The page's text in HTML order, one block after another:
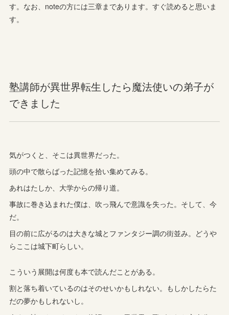
す。なお、noteの方には三章まであります。すぐ読めると思いま
す。
塾講師が異世界転生したら魔法使いの弟子が
できました
気がつくと、そこは異世界だった。
頭の中で散らばった記憶を拾い集めてみる。
あれはたしか、大学からの帰り道。
事故に巻き込まれた僕は、吹っ飛んで意識を失った。そして、今
だ。
目の前に広がるのは大きな城とファンタジー調の街並み。どうや
らここは城下町らしい。
こういう展開は何度も本で読んだことがある。
割と落ち着いているのはそのせいかもしれない。もしかしたらた
だの夢かもしれないし。